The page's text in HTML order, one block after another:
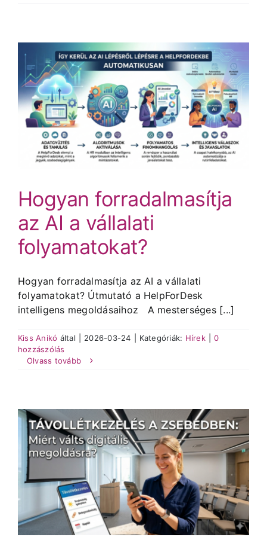
Hogyan forradalmasítja
az AI a vállalati
folyamatokat?
Hogyan forradalmasítja az AI a vállalati
folyamatokat? Útmutató a HelpForDesk
intelligens megoldásaihoz A mesterséges [...]
Kiss Anikó által 2026-03-24 Kategóriák: Hírek
0
hozzászólás
Olvass tovább